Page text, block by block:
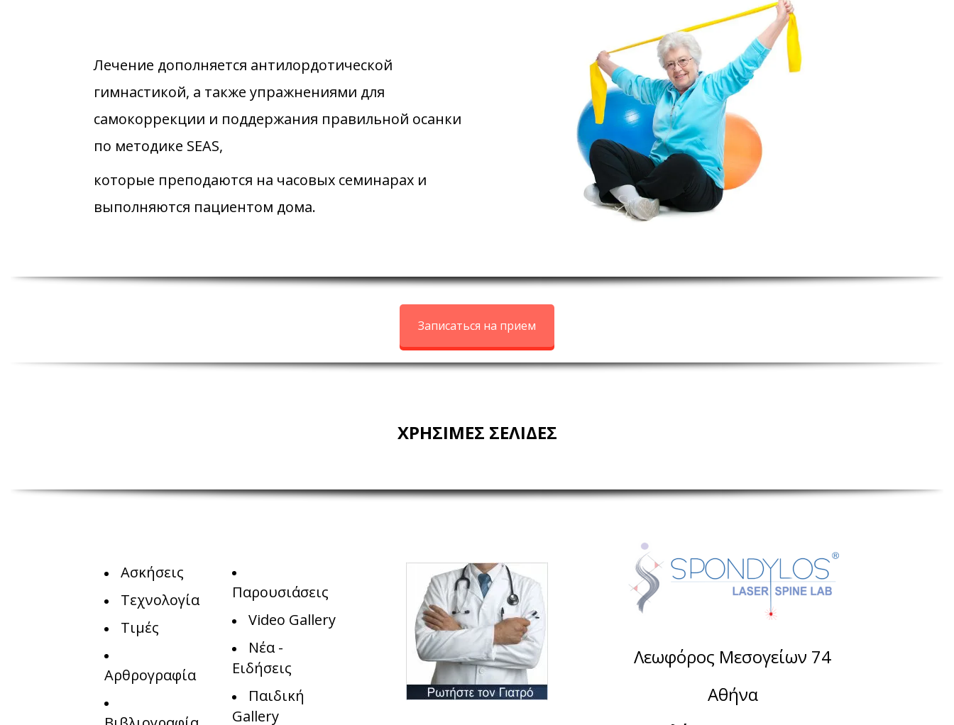
Лечение дополняется антилордотической
гимнастикой, а также упражнениями для
самокоррекции и поддержания правильной осанки
по методике SEAS,
которые преподаются на часовых семинарах и
выполняются пациентом дома.
Записаться на прием
ΧΡΗΣΙΜΕΣ ΣΕΛΙΔΕΣ
Ασκήσεις
Τεχνολογία
Τιμές
Αρθρογραφία
Παρουσιάσεις
Video Gallery
Νέα -
Ειδήσεις
Παιδική
Gallery
Λεωφόρος Μεσογείων 74
Αθήνα